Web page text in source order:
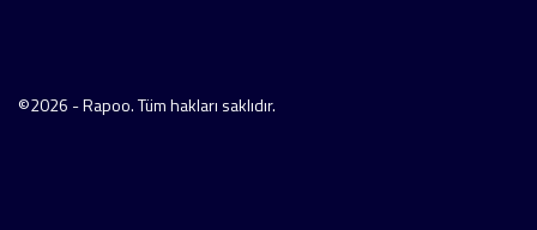
©2026 - Rapoo. Tüm hakları saklıdır.